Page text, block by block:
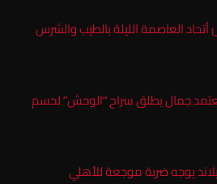
العاصمة الليلة بالطيب والشرس
جمال يطلق سراح “الوحش” لحسم
يوجه ضربة موجعة للأهلي